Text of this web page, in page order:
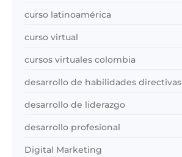
curso latinoamérica
curso virtual
cursos virtuales colombia
desarrollo de habilidades directivas
desarrollo de liderazgo
desarrollo profesional
Digital Marketing